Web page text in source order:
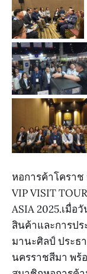
หอการค้าโครา
VIP VISIT
ASIA 2025.เมื่อ
สินค้าและการป
มานะศิลป์ ประธ
นครราชสีมา พร้